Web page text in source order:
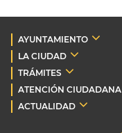
AYUNTAMIENTO
LA CIUDAD
TRÁMITES
ATENCIÓN CIUDADANA
ACTUALIDAD